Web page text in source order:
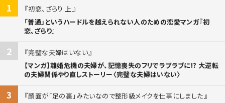
1
初恋、ざらり 上
「普通」というハードルを越えられない人のための恋愛マンガ『初
恋、ざらり』
2
完璧な夫婦はいない
【マンガ】離婚危機の夫婦が、記憶喪失のフリでラブラブに!? 大逆転
の夫婦関係やり直しストーリー〈完璧な夫婦はいない〉
3
顔面が「足の裏」みたいなので整形級メイクを仕事にしました